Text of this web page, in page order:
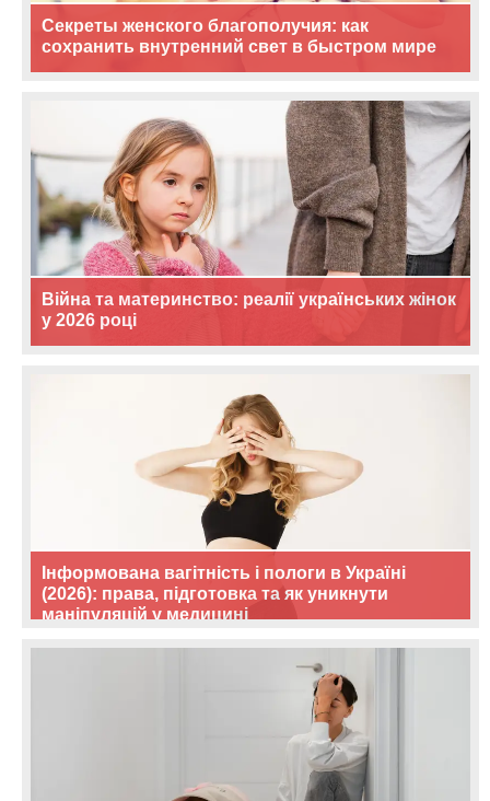
Секреты женского благополучия: как
сохранить внутренний свет в быстром мире
Війна та материнство: реалії українських жінок
у 2026 році
Інформована вагітність і пологи в Україні
(2026): права, підготовка та як уникнути
маніпуляцій у медицині